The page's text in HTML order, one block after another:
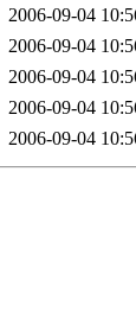
2006-09-04
2006-09-04
2006-09-04
2006-09-04
2006-09-04